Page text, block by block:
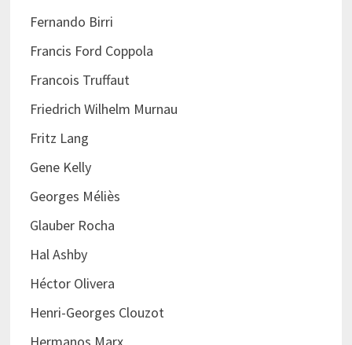
Fernando Birri
Francis Ford Coppola
Francois Truffaut
Friedrich Wilhelm Murnau
Fritz Lang
Gene Kelly
Georges Méliès
Glauber Rocha
Hal Ashby
Héctor Olivera
Henri-Georges Clouzot